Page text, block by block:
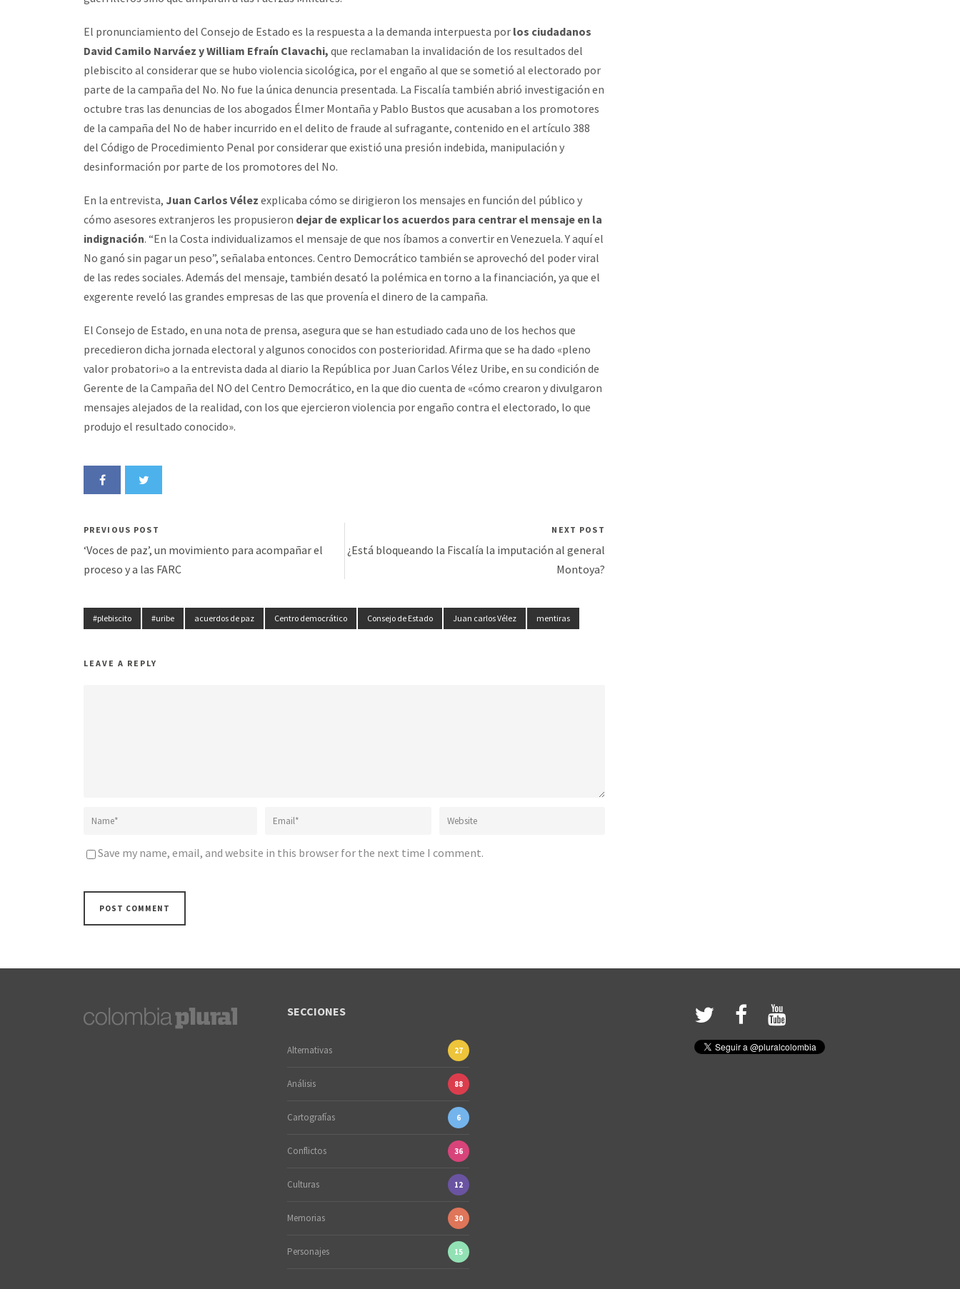
El pronunciamiento del Consejo de Estado es la respuesta a la demanda interpuesta por los ciudadanos
David Camilo Narváez y William Efraín Clavachi, que reclamaban la invalidación de los resultados del
plebiscito al considerar que se hubo violencia sicológica, por el engaño al que se sometió al electorado por
parte de la campaña del No. No fue la única denuncia presentada. La Fiscalía también abrió investigación en
octubre tras las denuncias de los abogados Élmer Montaña y Pablo Bustos que acusaban a los promotores
de la campaña del No de haber incurrido en el delito de fraude al sufragante, contenido en el artículo 388
del Código de Procedimiento Penal por considerar que existió una presión indebida, manipulación y
desinformación por parte de los promotores del No.
En la entrevista, Juan Carlos Vélez explicaba cómo se dirigieron los mensajes en función del público y
cómo asesores extranjeros les propusieron dejar de explicar los acuerdos para centrar el mensaje en la
indignación. “En la Costa individualizamos el mensaje de que nos íbamos a convertir en Venezuela. Y aquí el
No ganó sin pagar un peso”, señalaba entonces. Centro Democrático también se aprovechó del poder viral
de las redes sociales. Además del mensaje, también desató la polémica en torno a la financiación, ya que el
exgerente reveló las grandes empresas de las que provenía el dinero de la campaña.
El Consejo de Estado, en una nota de prensa, asegura que se han estudiado cada uno de los hechos que
precedieron dicha jornada electoral y algunos conocidos con posterioridad. Afirma que se ha dado «pleno
valor probatori»o a la entrevista dada al diario la República por Juan Carlos Vélez Uribe, en su condición de
Gerente de la Campaña del NO del Centro Democrático, en la que dio cuenta de «cómo crearon y divulgaron
mensajes alejados de la realidad, con los que ejercieron violencia por engaño contra el electorado, lo que
produjo el resultado conocido».
PREVIOUS POST
‘Voces de paz’, un movimiento para acompañar el
proceso y a las FARC
NEXT POST
¿Está bloqueando la Fiscalía la imputación al general
Montoya?
#plebiscito #uribe acuerdos de paz Centro democrático Consejo de Estado Juan carlos Vélez mentiras
LEAVE A REPLY
Save my name, email, and website in this browser for the next time I comment.
SECCIONES
Alternativas 27
Análisis 88
Cartografías 6
Conflictos 36
Culturas 12
Memorias 30
Personajes 15